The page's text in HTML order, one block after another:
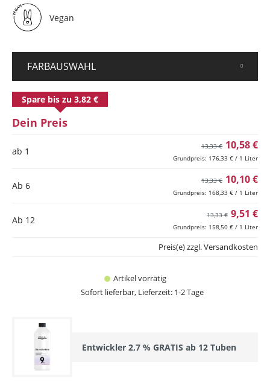
Vegan
FARBAUSWAHL
Spare bis zu 3,82 €
Dein Preis
ab 1 10,58 €
13,33 €
Grundpreis: 176,33 € / 1 Liter
Ab 6 10,10 €
13,33 €
Grundpreis: 168,33 € / 1 Liter
Ab 12 9,51 €
13,33 €
Grundpreis: 158,50 € / 1 Liter
Artikel vorrätig
Sofort lieferbar, Lieferzeit: 1-2 Tage
Preis(e) zzgl. Versandkosten
Entwickler 2,7 % GRATIS ab 12 Tuben